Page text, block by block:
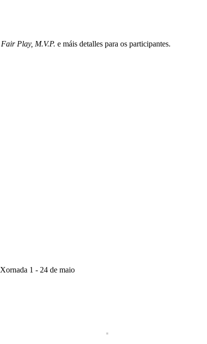
Fair Play, M.V.P. e máis detalles para os participantes.
Xornada 1 - 24 de maio